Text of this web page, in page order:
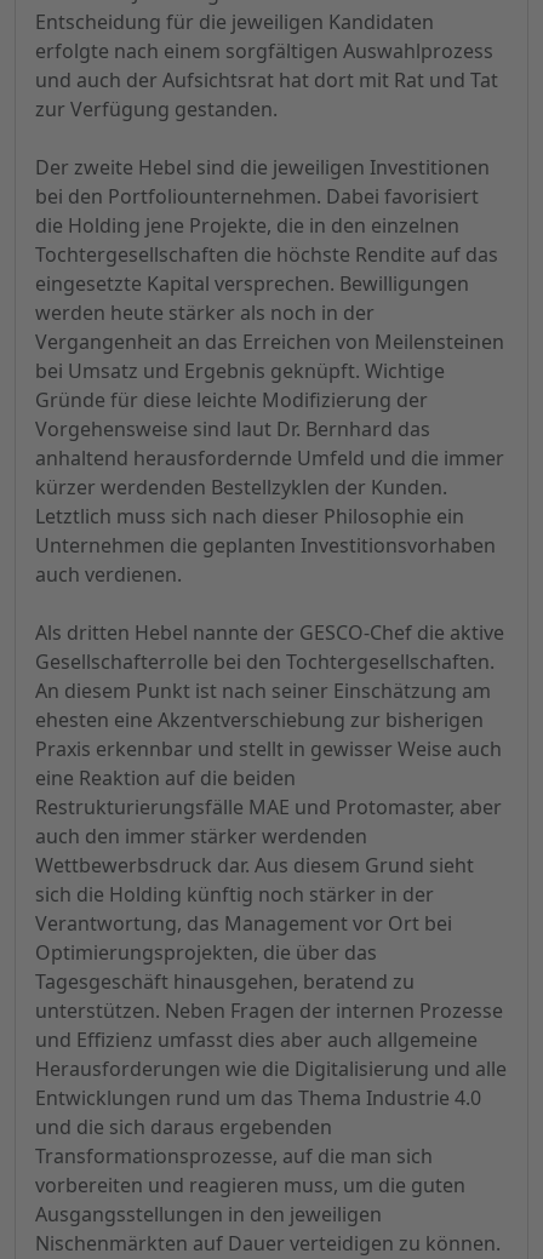
Entscheidung für die jeweiligen Kandidaten
erfolgte nach einem sorgfältigen Auswahlprozess
und auch der Aufsichtsrat hat dort mit Rat und Tat
zur Verfügung gestanden.
Der zweite Hebel sind die jeweiligen Investitionen
bei den Portfoliounternehmen. Dabei favorisiert
die Holding jene Projekte, die in den einzelnen
Tochtergesellschaften die höchste Rendite auf das
eingesetzte Kapital versprechen. Bewilligungen
werden heute stärker als noch in der
Vergangenheit an das Erreichen von Meilensteinen
bei Umsatz und Ergebnis geknüpft. Wichtige
Gründe für diese leichte Modifizierung der
Vorgehensweise sind laut Dr. Bernhard das
anhaltend herausfordernde Umfeld und die immer
kürzer werdenden Bestellzyklen der Kunden.
Letztlich muss sich nach dieser Philosophie ein
Unternehmen die geplanten Investitionsvorhaben
auch verdienen.
Als dritten Hebel nannte der GESCO-Chef die aktive
Gesellschafterrolle bei den Tochtergesellschaften.
An diesem Punkt ist nach seiner Einschätzung am
ehesten eine Akzentverschiebung zur bisherigen
Praxis erkennbar und stellt in gewisser Weise auch
eine Reaktion auf die beiden
Restrukturierungsfälle MAE und Protomaster, aber
auch den immer stärker werdenden
Wettbewerbsdruck dar. Aus diesem Grund sieht
sich die Holding künftig noch stärker in der
Verantwortung, das Management vor Ort bei
Optimierungsprojekten, die über das
Tagesgeschäft hinausgehen, beratend zu
unterstützen. Neben Fragen der internen Prozesse
und Effizienz umfasst dies aber auch allgemeine
Herausforderungen wie die Digitalisierung und alle
Entwicklungen rund um das Thema Industrie 4.0
und die sich daraus ergebenden
Transformationsprozesse, auf die man sich
vorbereiten und reagieren muss, um die guten
Ausgangsstellungen in den jeweiligen
Nischenmärkten auf Dauer verteidigen zu können.